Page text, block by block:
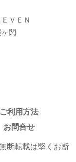
ＶＥＮ
関
ご利用方法
お問合せ
断転載は堅くお断